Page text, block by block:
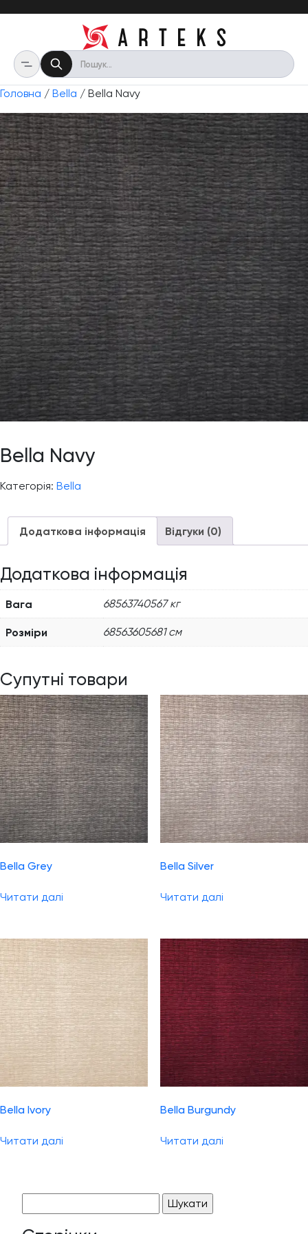
Головна / Bella / Bella Navy
Bella Navy
Категорія: Bella
Додаткова інформація Відгуки (0)
Додаткова інформація
Вага 68563740567 кг
Розміри 68563605681 см
Супутні товари
Bella Grey
Читати далі
Bella Silver
Читати далі
Bella Ivory
Читати далі
Bella Burgundy
Читати далі